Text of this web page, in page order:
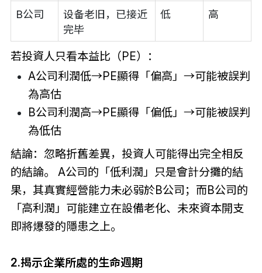
B公司
设备老旧，已接近
完毕
低 高
若投資人只看本益比（PE）：
A公司利潤低→PE顯得「偏高」→可能被誤判
為高估
B公司利潤高→PE顯得「偏低」→可能被誤判
為低估
結論：忽略折舊差異，投資人可能得出完全相反
的結論。 A公司的「低利潤」只是會計分攤的結
果，其真實經營能力未必弱於B公司；而B公司的
「高利潤」可能建立在設備老化、未來資本開支
即將爆發的隱患之上。
2.揭示企業所處的生命週期